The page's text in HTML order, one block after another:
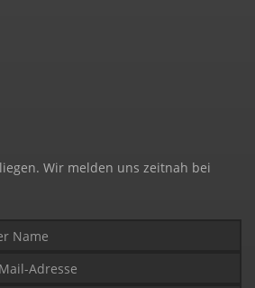
Wir melden uns zeitnah bei